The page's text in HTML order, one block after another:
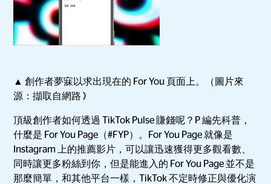
▲ 創作者夢寐以求出現在的 For You 頁面上。（圖片來
源：擷取自網路 )
頂級創作者如何透過 TikTok Pulse 賺錢呢？P 編先科普，
什麼是 For You Page（#FYP）。For You Page 就像是
Instagram 上的推薦影片，可以讓迅速獲得更多觀看數、
同時讓更多粉絲到你，但是能進入的 For You Page 並不是
那麼簡單，和其他平台一樣，TikTok 不定時修正與優化演